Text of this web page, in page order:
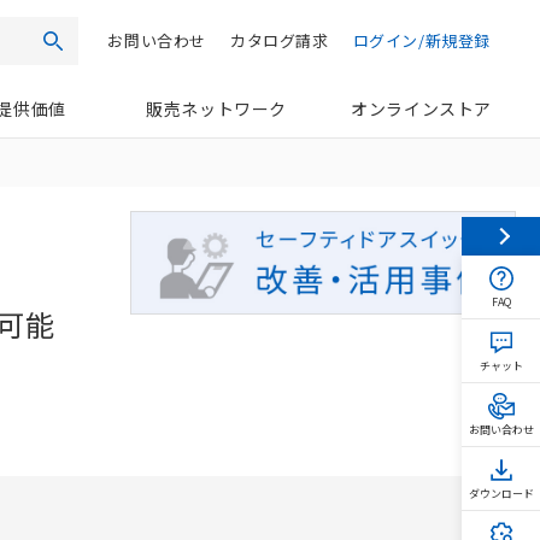
検索 ログイン/新規登録
カタログ請求
お問い合わせ
供価値 販売ネットワーク オンラインストア
能
FAQ
チャット
お問い合わせ
ダウンロード